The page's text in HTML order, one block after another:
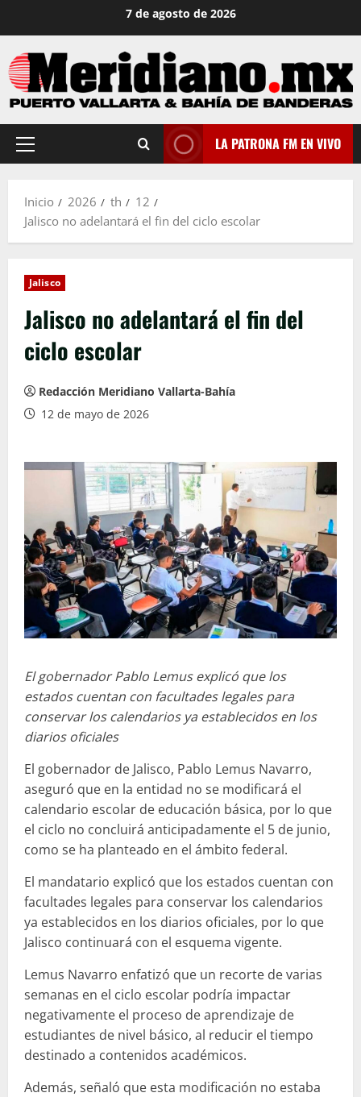
contenido
7 de agosto de 2026
Menú
LA PATRONA FM EN VIVO
Inicio 2026 th
12
Jalisco no adelantará el fin del ciclo escolar
Jalisco
Jalisco no adelantará el fin del
ciclo escolar
Redacción Meridiano Vallarta-Bahía
12 de mayo de 2026
El gobernador Pablo Lemus explicó que los
estados cuentan con facultades legales para
conservar los calendarios ya establecidos en los
diarios oficiales
El gobernador de Jalisco, Pablo Lemus Navarro,
aseguró que en la entidad no se modificará el
calendario escolar de educación básica, por lo que
el ciclo no concluirá anticipadamente el 5 de junio,
como se ha planteado en el ámbito federal.
El mandatario explicó que los estados cuentan con
facultades legales para conservar los calendarios
ya establecidos en los diarios oficiales, por lo que
Jalisco continuará con el esquema vigente.
Lemus Navarro enfatizó que un recorte de varias
semanas en el ciclo escolar podría impactar
negativamente el proceso de aprendizaje de
estudiantes de nivel básico, al reducir el tiempo
destinado a contenidos académicos.
Además, señaló que esta modificación no estaba